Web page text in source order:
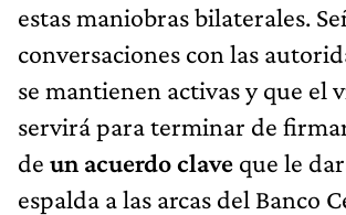
estas maniobras bilaterales.
conversaciones con las
se mantienen activas y que el
servirá para terminar de
de un acuerdo clave que le
espalda a las arcas del Banco